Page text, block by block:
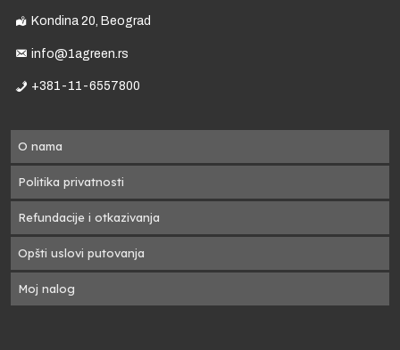
Kondina 20, Beograd
info@1agreen.rs
+381-11-6557800
O nama
Politika privatnosti
Refundacije i otkazivanja
Opšti uslovi putovanja
Moj nalog